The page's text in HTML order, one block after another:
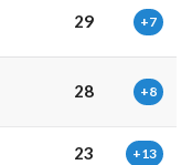
29 +7
28 +8
23 +13